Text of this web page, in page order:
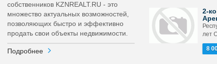
собственников KZNREALT.RU - это
множество актуальных возможностей,
позволяющих быстро и эффективно
продать свои объекты недвижимости.
Подробнее
2-
лет
8